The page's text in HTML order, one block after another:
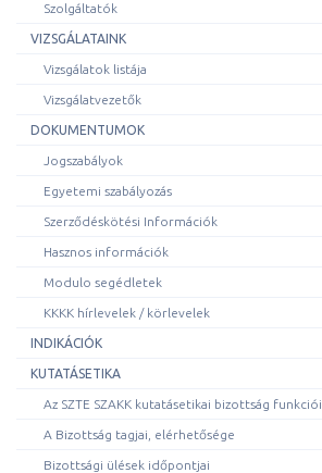
Szolgáltatók
VIZSGÁLATAINK
Vizsgálatok listája
Vizsgálatvezetők
DOKUMENTUMOK
Jogszabályok
Egyetemi szabályozás
Szerződéskötési Információk
Hasznos információk
Modulo segédletek
KKKK hírlevelek / körlevelek
INDIKÁCIÓK
KUTATÁSETIKA
Az SZTE SZAKK kutatásetikai bizottság funkciói
A Bizottság tagjai, elérhetősége
Bizottsági ülések időpontjai